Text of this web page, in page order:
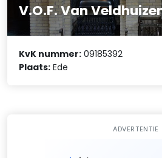
V.O.F. Van
KvK nummer: 09185392
Plaats: Ede
ADVERTENTIE